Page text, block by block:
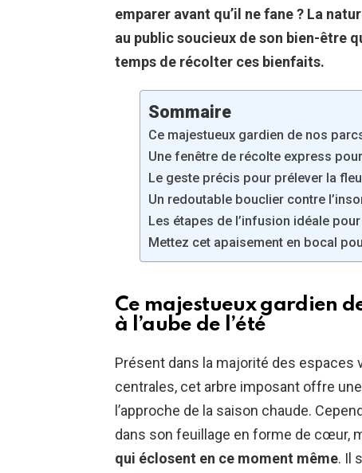
emparer avant qu’il ne fane ? La
au public soucieux de son bien-être
temps de récolter ces bienfaits.
Sommaire
Ce majestueux gardien de nos
Une fenêtre de récolte express
Le geste précis pour prélever la
Un redoutable bouclier contre
Les étapes de l’infusion idéale
Mettez cet apaisement en bocal
Ce majestueux gardien
à l’aube de l’été
Présent dans la majorité des espaces
centrales, cet arbre imposant offre
l’approche de la saison chaude.
dans son feuillage en forme de cœur,
qui éclosent en ce moment même. Il